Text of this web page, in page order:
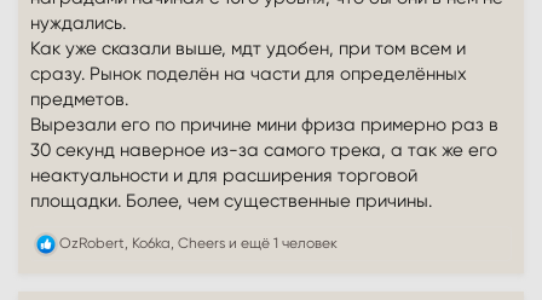
нуждались.
Как уже сказали выше, мдт удобен, при том всем и
сразу. Рынок поделён на части для определённых
предметов.
Вырезали его по причине мини фриза примерно раз в
30 секунд наверное из-за самого трека, а так же его
неактуальности и для расширения торговой
площадки. Более, чем существенные причины.
Р
OzRobert, Ko6ka, Cheers и ещё 1 человек